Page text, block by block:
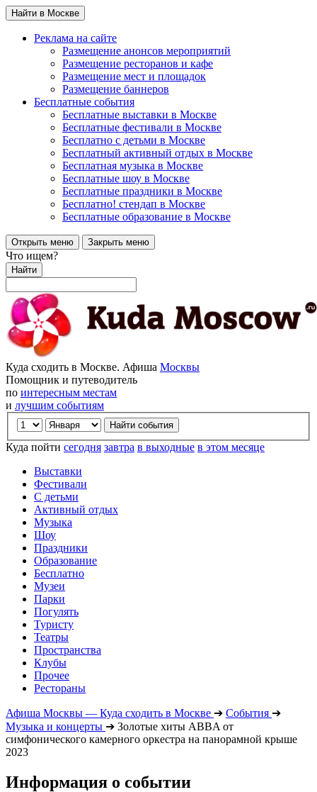
Найти в Москве
Реклама на сайте
Размещение анонсов мероприятий
Размещение ресторанов и кафе
Размещение мест и площадок
Размещение баннеров
Бесплатные события
Бесплатные выставки в Москве
Бесплатные фестивали в Москве
Бесплатно с детьми в Москве
Бесплатный активный отдых в Москве
Бесплатная музыка в Москве
Бесплатные шоу в Москве
Бесплатные праздники в Москве
Бесплатно! стендап в Москве
Бесплатные образование в Москве
Открыть меню Закрыть меню
Что ищем?
Найти
Куда сходить в Москве. Афиша Москвы
Помощник и путеводитель
по интересным местам
и лучшим событиям
Куда пойти сегодня завтра в выходные в этом месяце
Выставки
Фестивали
С детьми
Активный отдых
Музыка
Шоу
Праздники
Образование
Бесплатно
Музеи
Парки
Погулять
Туристу
Театры
Пространства
Клубы
Прочее
Рестораны
Афиша Москвы — Куда сходить в Москве ➔ События ➔
Музыка и концерты ➔ Золотые хиты ABBA от
симфонического камерного оркестра на панорамной крыше
2023
Информация о событии